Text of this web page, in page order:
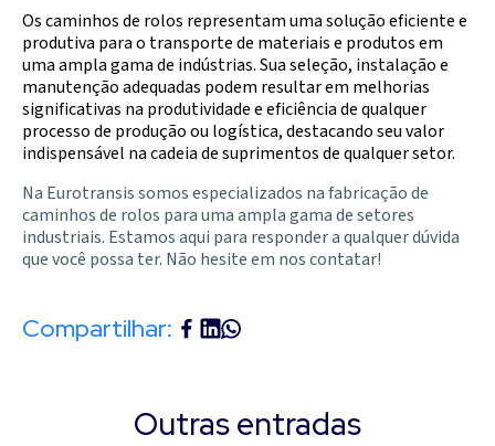
Os caminhos de rolos representam uma solução eficiente e
produtiva para o transporte de materiais e produtos em
uma ampla gama de indústrias. Sua seleção, instalação e
manutenção adequadas podem resultar em melhorias
significativas na produtividade e eficiência de qualquer
processo de produção ou logística, destacando seu valor
indispensável na cadeia de suprimentos de qualquer setor.
Na Eurotransissomos especializados na fabricação de
caminhos de rolos para uma ampla gama de setores
industriais. Estamos aqui para responder a qualquer dúvida
que você possa ter. Não hesite em nos contatar!
Compartilhar:
Outras entradas